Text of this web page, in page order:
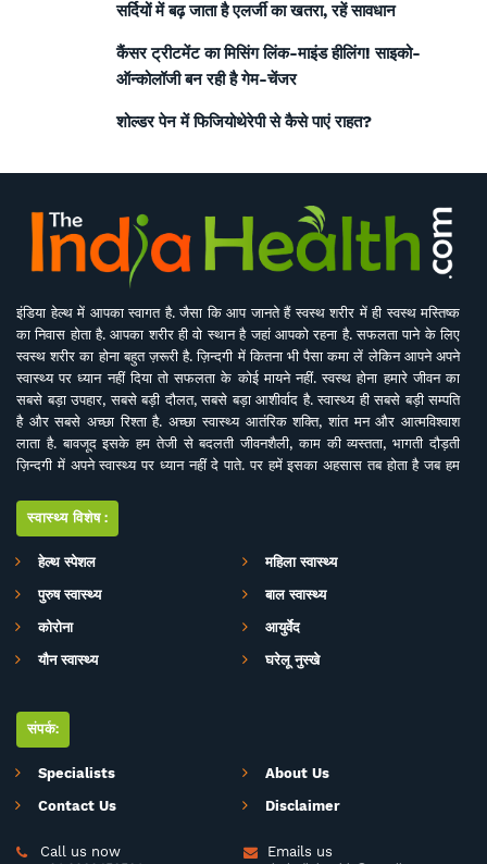
सर्दियों में बढ़ जाता है एलर्जी का खतरा, रहें सावधान
कैंसर ट्रीटमेंट का मिसिंग लिंक-माइंड हीलिंग! साइको-
ऑन्कोलॉजी बन रही है गेम-चेंजर
शोल्डर पेन में फिजियोथेरेपी से कैसे पाएं राहत?
इंडिया हेल्थ में आपका स्वागत है. जैसा कि आप जानते हैं स्वस्थ शरीर में ही स्वस्थ मस्तिष्क
का निवास होता है. आपका शरीर ही वो स्थान है जहां आपको रहना है. सफलता पाने के लिए
स्वस्थ शरीर का होना बहुत ज़रूरी है. ज़िन्दगी में कितना भी पैसा कमा लें लेकिन आपने अपने
स्वास्थ्य पर ध्यान नहीं दिया तो सफलता के कोई मायने नहीं. स्वस्थ होना हमारे जीवन का
सबसे बड़ा उपहार, सबसे बड़ी दौलत, सबसे बड़ा आशीर्वाद है. स्वास्थ्य ही सबसे बड़ी सम्पति
है और सबसे अच्छा रिश्ता है. अच्छा स्वास्थ्य आतंरिक शक्ति, शांत मन और आत्मविश्वाश
लाता है. बावजूद इसके हम तेजी से बदलती जीवनशैली, काम की व्यस्तता, भागती दौड़ती
ज़िन्दगी में अपने स्वास्थ्य पर ध्यान नहीं दे पाते. पर हमें इसका अहसास तब होता है जब हम
सर्वे सन्तु निरामया की परिकल्पना को साकार करने के मकसद से इस डिजिटल मीडिया
प्लेटफाॅर्म की परिकल्पना की गई है. जहां स्वास्थ्य विशेषज्ञों के साथ पत्रकारों, शोधकर्ताओं,
चिकित्सकों की एक बेहतर टीम विभिन्न बीमारियों और उनके इलाज, विशेषज्ञों की राय, नवीन
जागरूकता के ​मिशन के साथ आपसे जुड़ रही है. जिसका मकसद सिर्फ और सिर्फ आपको
स्वास्थ्य सूचना और जानकारी प्रदान करना है. उम्मीद ही नहीं पूरा भरोसा है आप पूरी
सावधानी के साथ स्वास्थ्य से जुड़ी जानकारियां द इंडिया हेल्थ के मार्फत प्राप्त करेंगेे और
बिना चिकित्सकीय सलाह या हेल्थ एक्सपर्ट के परामर्श के इनका अनुसरण करने से भी बचेंगे.
स्वास्थ्य विशेष:
हेल्थ स्पेशल
महिला स्वास्थ्य
पुरुष स्वास्थ्य
बाल स्वास्थ्य
कोरोना
आयुर्वेद
यौन स्वास्थ्य
घरेलू नुस्खे
संपर्क:
Specialists
About Us
Contact Us
Disclaimer
 Call us now  Emails us